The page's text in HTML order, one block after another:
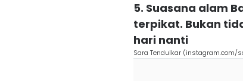
5. Suasana alam
terpikat. Bukan
hari nanti
Sara Tendulkar (instagram.com/